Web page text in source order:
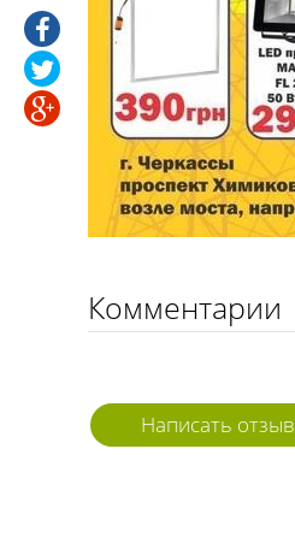
Комментарии
Написать отзыв